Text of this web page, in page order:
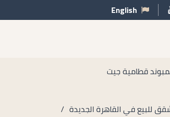
English
للبيع في القاهرة الجديدة /